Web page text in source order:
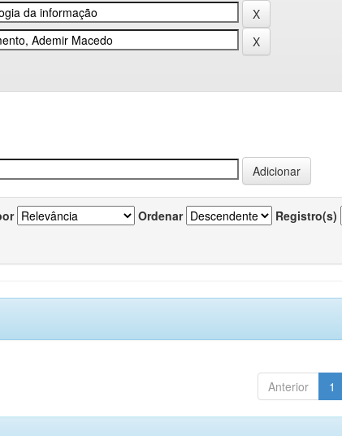
Ordenar Registro(s)
Anterior 1